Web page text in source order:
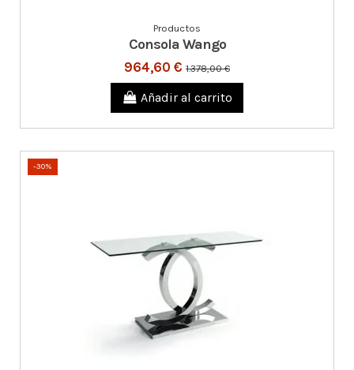
Productos
Consola Wango
964,60 € 1.378,00 €
Añadir al carrito
-30%